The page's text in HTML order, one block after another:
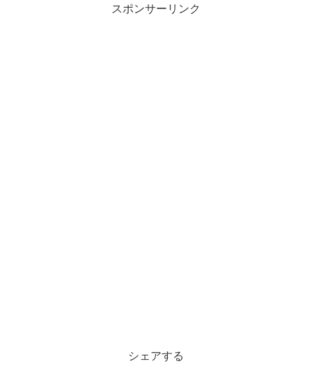
スポンサーリンク
シェアする